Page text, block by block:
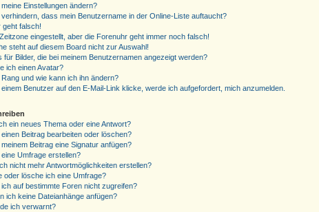
Einstellungen ändern?
dass mein Benutzername in der Online-Liste auftaucht?
geht falsch!
eingestellt, aber die Forenuhr geht immer noch falsch!
steht auf diesem Board nicht zur Auswahl!
für Bilder, die bei meinem Benutzernamen angezeigt werden?
ich einen Avatar?
und wie kann ich ihn ändern?
Benutzer auf den E-Mail-Link klicke, werde ich aufgefordert, mich anzumelden.
ein neues Thema oder eine Antwort?
Beitrag bearbeiten oder löschen?
Beitrag eine Signatur anfügen?
Umfrage erstellen?
nicht mehr Antwortmöglichkeiten erstellen?
oder lösche ich eine Umfrage?
auf bestimmte Foren nicht zugreifen?
ich keine Dateianhänge anfügen?
ich verwarnt?